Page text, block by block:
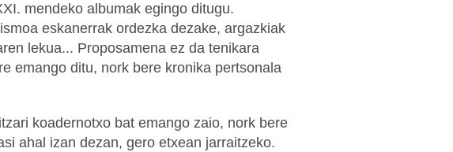
mendeko albumak egingo ditugu.
eskanerrak ordezka dezake, argazkiak
lekua... Proposamena ez da tenikara
emango ditu, nork bere kronika pertsonala
koadernotxo bat emango zaio, nork bere
ahal izan dezan, gero etxean jarraitzeko.